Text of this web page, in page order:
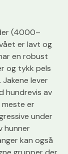
(4000–
er lavt og
en robust
og tykk pels
lever
hundrevis av
er
under
hunner
kan også